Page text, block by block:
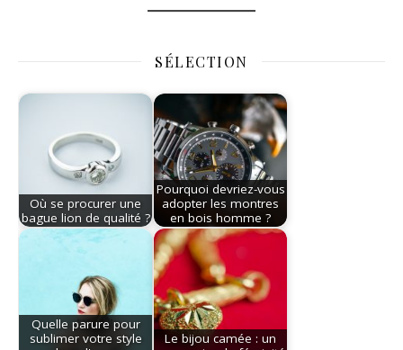
SÉLECTION
Où se procurer une
bague lion de qualité ?
Pourquoi devriez-vous
adopter les montres
en bois homme ?
Quelle parure pour
sublimer votre style
Le bijou camée : un